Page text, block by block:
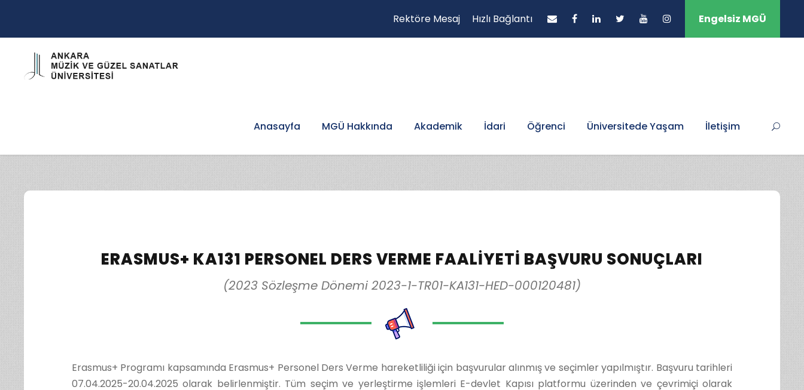
Rektöre Mesaj Hızlı Bağlantı Engelsiz MGÜ
Anasayfa MGÜ Hakkında Akademik İdari Öğrenci Üniversitede Yaşam İletişim
ERASMUS+ KA131 PERSONEL DERS VERME FAALIYETI BAŞVURU SONUÇLARI
(2023 Sözleşme Dönemi 2023-1-TR01-KA131-HED-000120481)
Erasmus+ Programı kapsamında Erasmus+ Personel Ders Verme hareketliliği için başvurular alınmış ve seçimler yapılmıştır. Başvuru tarihleri
07.04.2025-20.04.2025 olarak belirlenmiştir. Tüm seçim ve yerleştirme işlemleri E-devlet Kapısı platformu üzerinden ve çevrimiçi olarak